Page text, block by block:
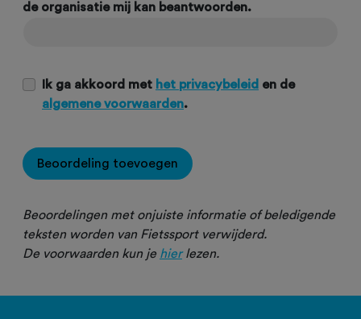
de organisatie mij kan beantwoorden.
Ik ga akkoord met het privacybeleid en de
algemene voorwaarden.
Beoordeling toevoegen
Beoordelingen met onjuiste informatie of beledigende
teksten worden van Fietssport verwijderd.
De voorwaarden kun je hierlezen.